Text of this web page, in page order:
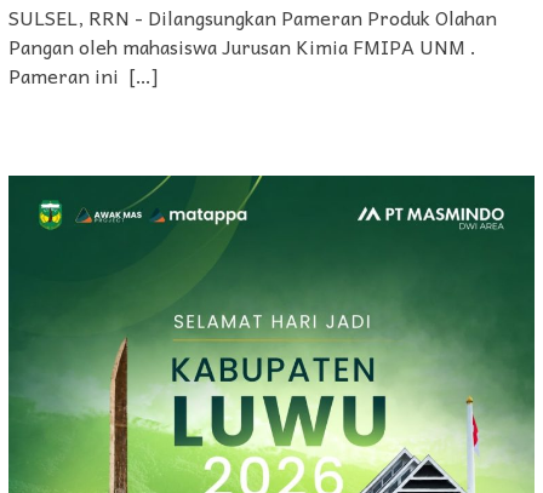
SULSEL, RRN - Dilangsungkan Pameran Produk Olahan
Pangan oleh mahasiswa Jurusan Kimia FMIPA UNM .
Pameran ini […]